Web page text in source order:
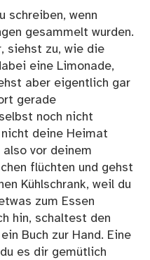
schreiben, wenn
gesammelt wurden.
siehst zu, wie die
eine Limonade,
aber eigentlich gar
gerade
noch nicht
deine Heimat
vor deinem
flüchten und gehst
Kühlschrank, weil du
zum Essen
hin, schaltest den
Buch zur Hand. Eine
es dir gemütlich